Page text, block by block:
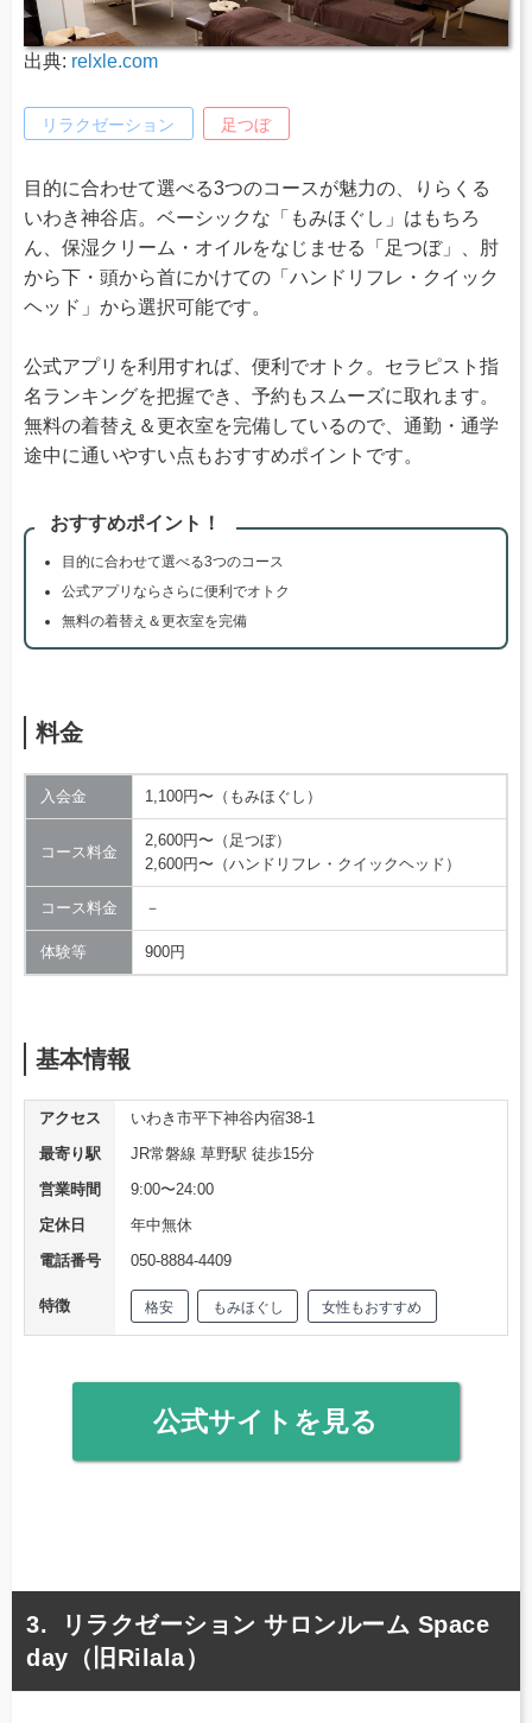
出典: relxle.com
リラクゼーション 足つぼ
目的に合わせて選べる3つのコースが魅力の、りらくる
いわき神谷店。ベーシックな「もみほぐし」はもちろ
ん、保湿クリーム・オイルをなじませる「足つぼ」、肘
から下・頭から首にかけての「ハンドリフレ・クイック
ヘッド」から選択可能です。
公式アプリを利用すれば、便利でオトク。セラピスト指
名ランキングを把握でき、予約もスムーズに取れます。
無料の着替え＆更衣室を完備しているので、通勤・通学
途中に通いやすい点もおすすめポイントです。
おすすめポイント！
目的に合わせて選べる3つのコース
公式アプリならさらに便利でオトク
無料の着替え＆更衣室を完備
料金
入会金 1,100円〜（もみほぐし）
コース料金
2,600円〜（足つぼ）
2,600円〜（ハンドリフレ・クイックヘッド）
コース料金 －
体験等 900円
基本情報
アクセス
いわき市平下神谷内宿38-1
最寄り駅
JR常磐線 草野駅 徒歩15分
営業時間
9:00〜24:00
定休日
年中無休
電話番号
050-8884-4409
特徴 格安 もみほぐし 女性もおすすめ
公式サイトを見る
リラクゼーション サロンルーム Space
day（旧Rilala）